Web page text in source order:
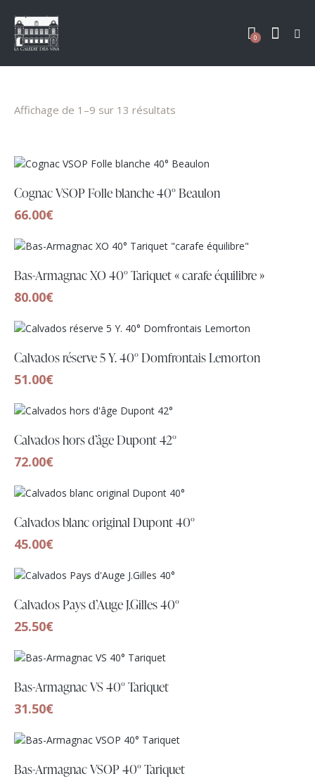
0
Affichage de 1–9 sur 13 résultats
Cognac VSOP Folle blanche 40° Beaulon
66.00€
Bas-Armagnac XO 40° Tariquet « carafe équilibre »
80.00€
Calvados réserve 5 Y. 40° Domfrontais Lemorton
51.00€
Calvados hors d’âge Dupont 42°
72.00€
Calvados blanc original Dupont 40°
45.00€
Calvados Pays d’Auge J.Gilles 40°
25.50€
Bas-Armagnac VS 40° Tariquet
31.50€
Bas-Armagnac VSOP 40° Tariquet